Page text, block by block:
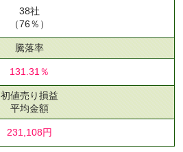
38社
（76％）
騰落率
131.31％
初値売り損益
平均金額
231,108円